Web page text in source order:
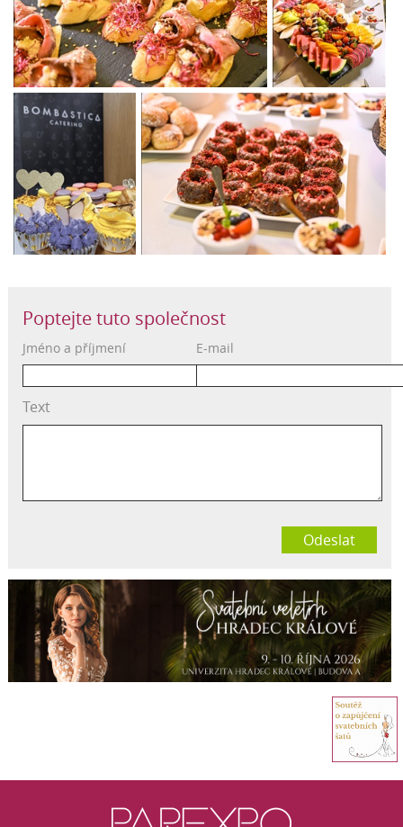
Poptejte tuto společnost
Jméno a příjmení E-mail
Text
Odeslat